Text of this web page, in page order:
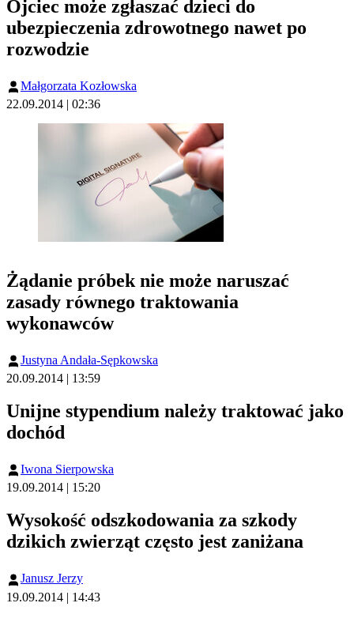
Ojciec może zgłaszać dzieci do
ubezpieczenia zdrowotnego nawet po
rozwodzie
Małgorzata Kozłowska
22.09.2014 | 02:36
Żądanie próbek nie może naruszać
zasady równego traktowania
wykonawców
Justyna Andała-Sępkowska
20.09.2014 | 13:59
Unijne stypendium należy traktować jako
dochód
Iwona Sierpowska
19.09.2014 | 15:20
Wysokość odszkodowania za szkody
dzikich zwierząt często jest zaniżana
Janusz Jerzy
19.09.2014 | 14:43